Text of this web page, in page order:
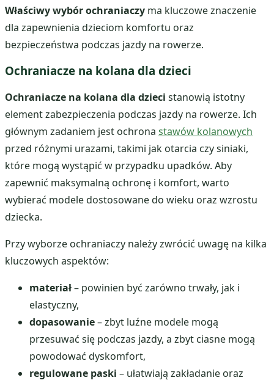
Właściwy wybór ochraniaczy ma kluczowe znaczenie
dla zapewnienia dzieciom komfortu oraz
bezpieczeństwa podczas jazdy na rowerze.
Ochraniacze na kolana dla dzieci
Ochraniacze na kolana dla dzieci stanowią istotny
element zabezpieczenia podczas jazdy na rowerze. Ich
głównym zadaniem jest ochrona stawów kolanowych
przed różnymi urazami, takimi jak otarcia czy siniaki,
które mogą wystąpić w przypadku upadków. Aby
zapewnić maksymalną ochronę i komfort, warto
wybierać modele dostosowane do wieku oraz wzrostu
dziecka.
Przy wyborze ochraniaczy należy zwrócić uwagę na kilka
kluczowych aspektów:
materiał– powinien być zarówno trwały, jak i
elastyczny,
dopasowanie– zbyt luźne modele mogą
przesuwać się podczas jazdy, a zbyt ciasne mogą
powodować dyskomfort,
regulowane paski – ułatwiają zakładanie oraz